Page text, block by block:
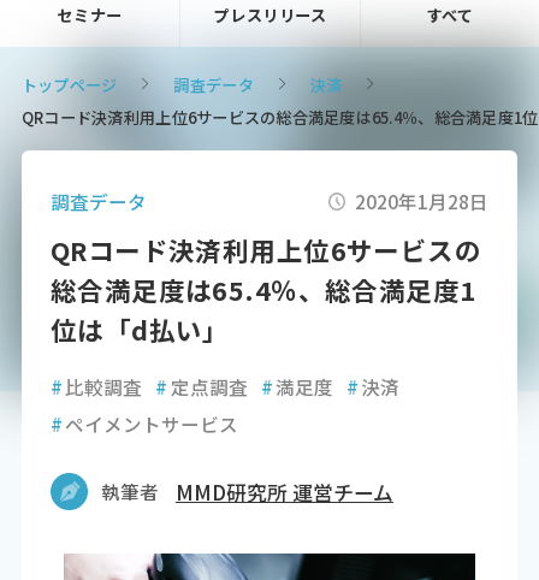
セミナー プレスリリース すべて
トップページ 調査データ
決済
QRコード決済利用上位6サービスの総合満足度は65.4％、総合満足度1
調査データ 2020年1月28日
QRコード決済利用上位6サービスの
総合満足度は65.4％、総合満足度1
位は「d払い」
# 比較調査 # 定点調査 #満足度 #決済
#ペイメントサービス
執筆者 MMD研究所 運営チーム